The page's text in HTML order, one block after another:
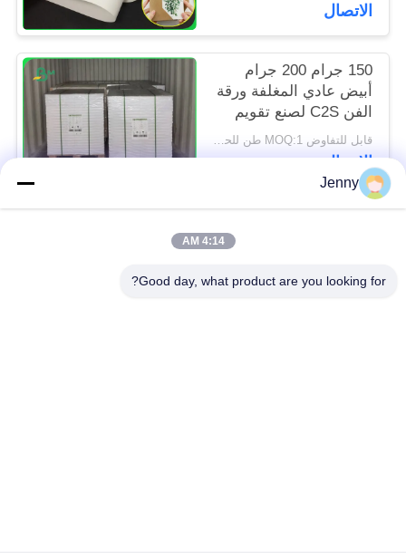
الاتصال
150 جرام 200 جرام
أبيض عادي المغلفة ورقة
الفن C2S لصنع تقويم
الحائط
قابل للتفاوض MOQ:1 طن للحجم القياسي و 5 طن للحجم الخاص
الاتصال
Jenny
4:14 AM
Good day, what product are you looking for?